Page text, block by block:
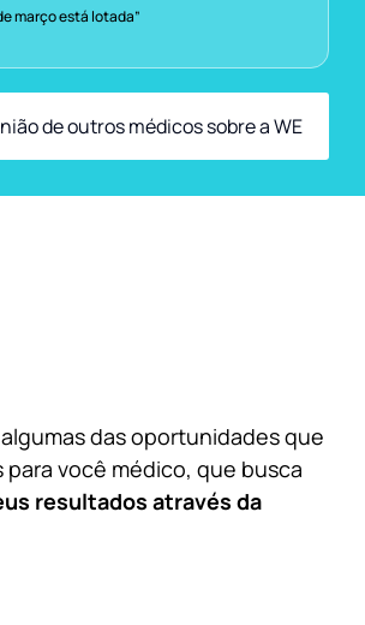
março está lotada”
de outros médicos sobre a WE
das oportunidades que
para você médico, que busca
resultados através da